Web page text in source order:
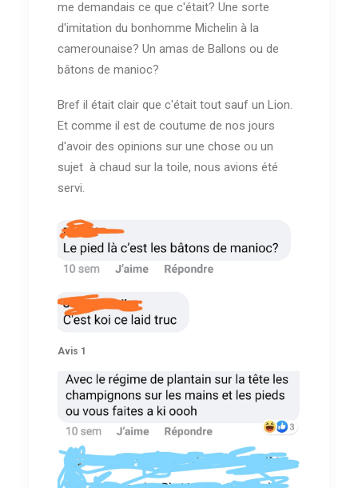
me demandais ce que c'était? Une sorte
d'imitation du bonhomme Michelin à la
camerounaise? Un amas de Ballons ou de
bâtons de manioc?
Bref il était clair que c'était tout sauf un Lion.
Et comme il est de coutume de nos jours
d'avoir des opinions sur une chose ou un
sujet à chaud sur la toile, nous avions été
servi.
Avis 1